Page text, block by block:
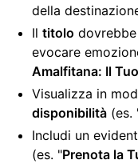
della
Il titolo
evocare
Amalfitana: Il
Visualizza in
disponibilità (es.
Includi un
(es. "Prenota la